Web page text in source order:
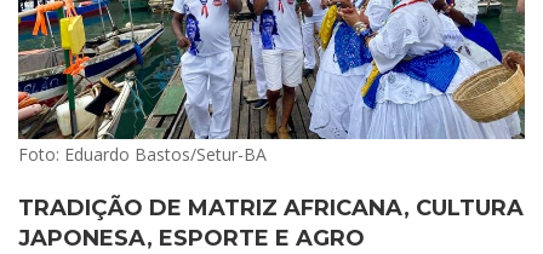
Foto: Eduardo Bastos/Setur-BA
TRADIÇÃO DE MATRIZ AFRICANA, CULTURA
JAPONESA, ESPORTE E AGRO